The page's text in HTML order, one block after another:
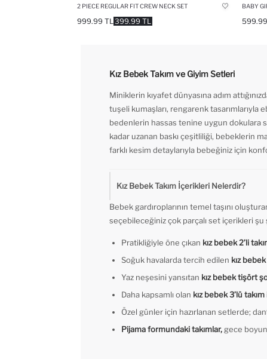
2 PIECE REGULAR FIT CREW NECK SET
399.99 TL
999.99 TL 599.99
Kız Bebek Takım ve Giyim Setleri
Miniklerin kıyafet dünyasına adım
tuşeli kumaşları, rengarenk tasarımlarıyla
bedenlerin hassas tenine uygun dokulara
kadar uzanan baskı çeşitliliği, bebeklerin
farklı kesim detaylarıyla bebeğiniz için
Kız Bebek Takım İçerikleri Nelerdir?
Bebek gardıroplarının temel taşını
seçebileceğiniz çok parçalı set içerikleri şu
Pratikliğiyle öne çıkan kız bebek 2’li
Soğuk havalarda tercih edilen kız
Yaz neşesini yansıtan kız bebek tişört
Daha kapsamlı olan kız bebek 3’lü takım
Özel günler için hazırlanan setlerde;
Pijama formundaki takımlar, gece